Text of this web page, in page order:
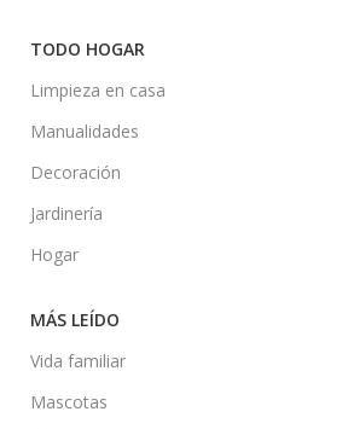
TODO HOGAR
Limpieza en casa
Manualidades
Decoración
Jardinería
Hogar
MÁS LEÍDO
Vida familiar
Mascotas